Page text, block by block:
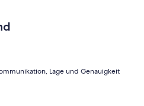
Lage und Genauigkeit